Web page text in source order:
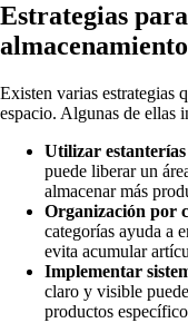
Estrategias
almacenamiento
Existen varias estrategias
espacio. Algunas de ellas
Utilizar
puede liberar un
almacenar más
Organización por
categorías ayuda a
evita acumular
Implementar
claro y visible
productos